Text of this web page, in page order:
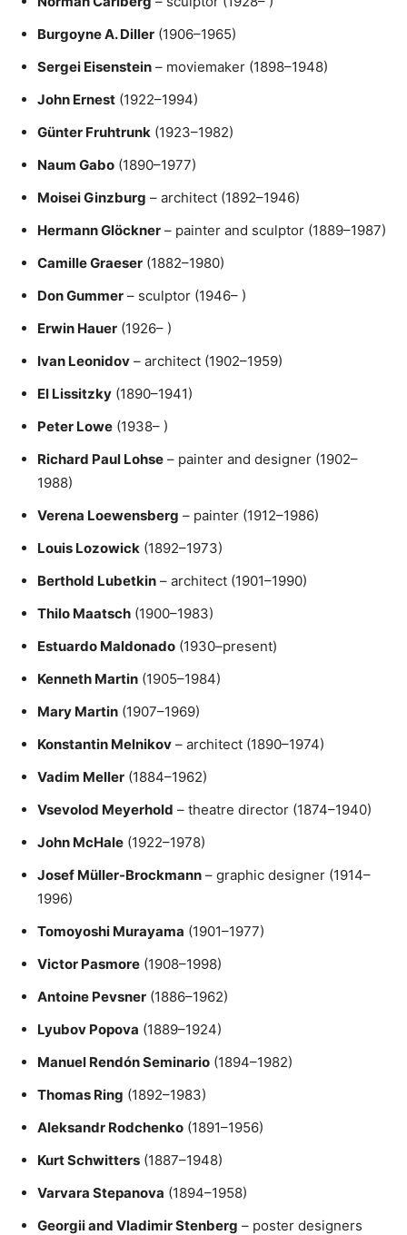
Burgoyne A. Diller (1906–1965)
Sergei Eisenstein – moviemaker (1898–1948)
John Ernest (1922–1994)
Günter Fruhtrunk (1923–1982)
Naum Gabo (1890–1977)
Moisei Ginzburg – architect (1892–1946)
Hermann Glöckner – painter and sculptor (1889–1987)
Camille Graeser (1882–1980)
Don Gummer – sculptor (1946– )
Erwin Hauer (1926– )
Ivan Leonidov – architect (1902–1959)
El Lissitzky (1890–1941)
Peter Lowe (1938– )
Richard Paul Lohse – painter and designer (1902–
1988)
Verena Loewensberg – painter (1912–1986)
Louis Lozowick (1892–1973)
Berthold Lubetkin – architect (1901–1990)
Thilo Maatsch (1900–1983)
Estuardo Maldonado (1930–present)
Kenneth Martin (1905–1984)
Mary Martin (1907–1969)
Konstantin Melnikov – architect (1890–1974)
Vadim Meller (1884–1962)
Vsevolod Meyerhold – theatre director (1874–1940)
John McHale (1922–1978)
Josef Müller-Brockmann – graphic designer (1914–
1996)
Tomoyoshi Murayama (1901–1977)
Victor Pasmore (1908–1998)
Antoine Pevsner (1886–1962)
Lyubov Popova (1889–1924)
Manuel Rendón Seminario (1894–1982)
Thomas Ring (1892–1983)
Aleksandr Rodchenko (1891–1956)
Kurt Schwitters (1887–1948)
Varvara Stepanova (1894–1958)
Georgii and Vladimir Stenberg – poster designers